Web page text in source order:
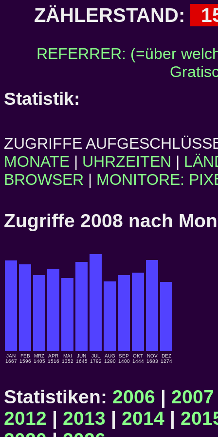
ZÄHLERSTAND:
REFERRER: (=über
Statistik:
ZUGRIFFE
MONATE | UHRZEITEN |
BROWSER | MONITORE:
Zugriffe 2008 nach
JAN
1667
FEB
1596
MRZ
1405
APR
1516
MAI
1352
JUN
1645
JUL
1792
AUG
1290
SEP
1400
OKT
1444
NOV
1683
DEZ
1274
Statistiken: 2006 | 2007
2012 | 2013 | 2014 |